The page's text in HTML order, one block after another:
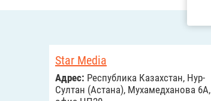
Star Media
Адрес: Республика Казахстан, Нур-
Султан (Астана), Мухамедханова 6А,